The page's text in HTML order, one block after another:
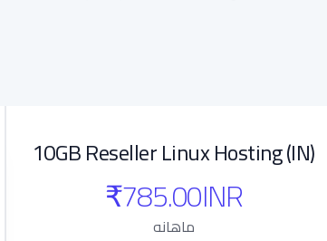
10GB Reseller Linux Hosting (IN)
₹785.00INR
ماهانه